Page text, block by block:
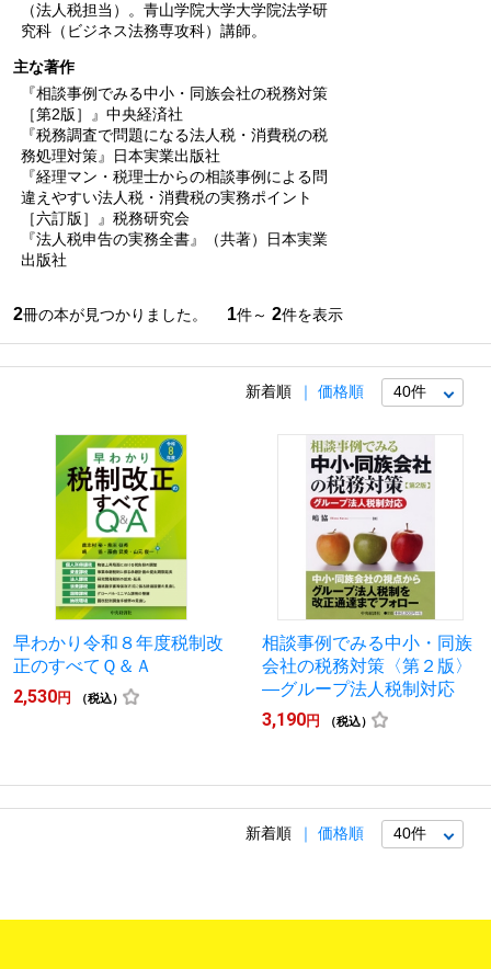
（法人税担当）。青山学院大学大学院法学研
究科（ビジネス法務専攻科）講師。
主な著作
『相談事例でみる中小・同族会社の税務対策
［第2版］』中央経済社
『税務調査で問題になる法人税・消費税の税
務処理対策』日本実業出版社
『経理マン・税理士からの相談事例による問
違えやすい法人税・消費税の実務ポイント
［六訂版］』税務研究会
『法人税申告の実務全書』（共著）日本実業
出版社
2冊の本が見つかりました。 1件～ 2件を表示
新着順 価格順
早わかり令和８年度税制改
正のすべてＱ＆Ａ
2,530円 （税込）
相談事例でみる中小・同族
会社の税務対策〈第２版〉
―グループ法人税制対応
3,190円 （税込）
新着順 価格順